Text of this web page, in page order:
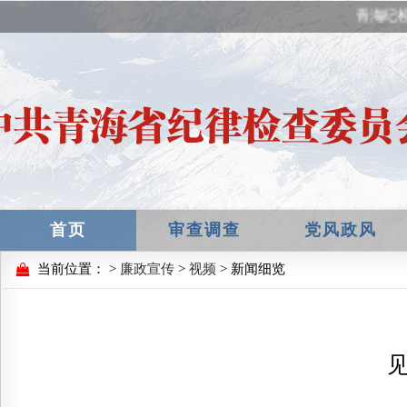
青海纪
首页 审查调查 党风政风
当前位置： > 廉政宣传 > 视频 > 新闻细览